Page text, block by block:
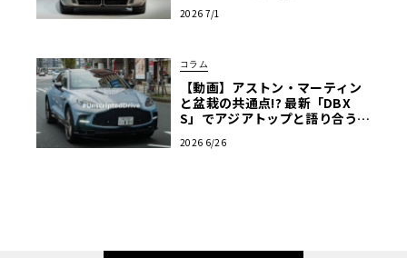
2026 7/1
コラム
【動画】アストン・マーティン
と盆栽の共通点!? 最新「DBX
S」でアジアトップと語り合う東
コベイワセテ 番外編】
2026 6/26